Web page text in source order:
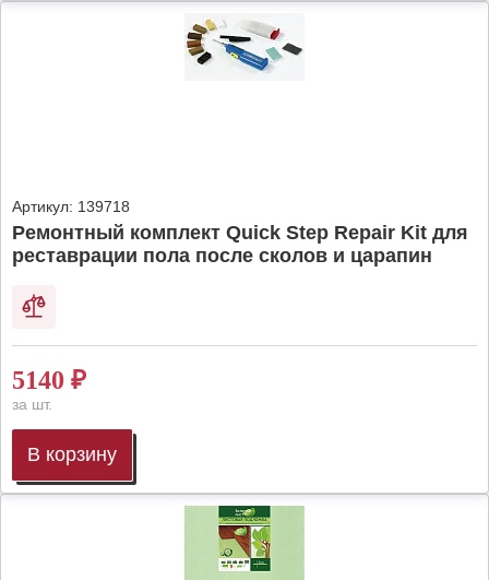
Артикул: 139718
Ремонтный комплект Quick Step Repair Kit для
реставрации пола после сколов и царапин
5140 ₽
за шт.
В корзину